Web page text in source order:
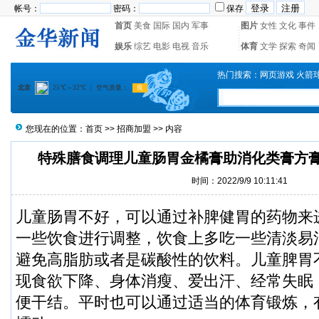
帐号： 密码：
保存
首页 美食 国际 国内 军事 图片 女性 文化 事件
娱乐 综艺 电影 电视 音乐 体育 文学 探索 奇闻
热门搜索： 网页游戏 火箭
您现在的位置： 首页 >> 招商加盟 >> 内容
特殊膳食调理儿童肠胃金橘膏助消化类膏方
时间：2022/9/9 10:11:41
儿童肠胃不好，可以通过补脾健胃的药物
一些饮食进行调整，饮食上多吃一些清淡
避免高脂肪或者是碳酸性的饮料。儿童脾
现食欲下降、身体消瘦、爱出汗、经常失
便干结。平时也可以通过适当的体育锻炼